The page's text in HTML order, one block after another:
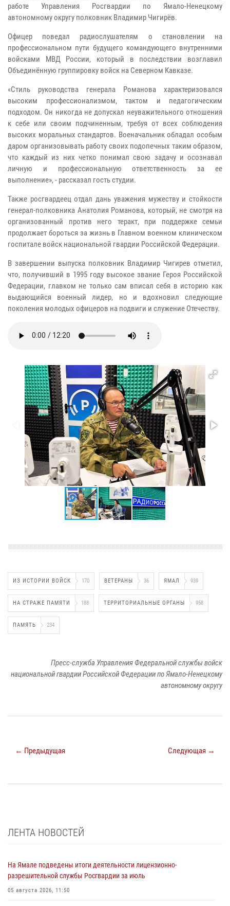
работе Управления Росгвардии по Ямало-Ненецкому
автономному округу полковник Владимир Чигирёв.
Офицер поведал радиослушателям о становлении на
профессиональном пути будущего командующего внутренними
войсками МВД России, который в последствии возглавил
Объединённую группировку войск на Северном Кавказе.
«Стиль руководства генерала Романова характеризовался
высоким профессионализмом, тактом и педагогическим
подходом. Он никогда не допускал неуважительного отношения
к себе или своим подчиненным, требуя от всех соблюдения
высоких моральных стандартов. Военачальник обладал особым
даром организовывать работу своих подопечных таким образом,
что каждый из них четко понимал свою задачу и осознавал
личную и профессиональную ответственность за ее
выполнение», - рассказал гость студии.
Также росгвардеец отдал дань уважения мужеству и стойкости
генерал-полковника Анатолия Романова, который, не смотря на
организованный против него теракт, при поддержке семьи
продолжает бороться за жизнь в Главном военном клиническом
госпитале войск национальной гвардии Российской Федерации.
В завершении выпуска полковник Владимир Чигирев отметил,
что, получивший в 1995 году высокое звание Героя Российской
Федерации, главком не только сам вписал себя в историю как
выдающийся военный лидер, но и вдохновил следующие
поколения молодых офицеров на подвиги и служение Отечеству.
ИЗ ИСТОРИИ ВОЙСК 170 ВЕТЕРАНЫ 36 ЯМАЛ 939
НА СТРАЖЕ ПАМЯТИ 188 ТЕРРИТОРИАЛЬНЫЕ ОРГАНЫ 958
ПАМЯТЬ 234
Пресс-служба Управления Федеральной службы войск
национальной гвардии Российской Федерации по Ямало-Ненецкому
автономному округу
← Предыдущая Следующая →
ЛЕНТА НОВОСТЕЙ
На Ямале подведены итоги деятельности лицензионно-
разрешительной службы Росгвардии за июль
05 августа 2026, 11:50